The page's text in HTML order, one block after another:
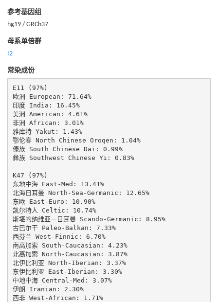
参考基因组
hg19 / GRCh37
母系单倍群
I2
常染成份
E11 (97%)
欧洲 European: 71.64%
印度 India: 16.45%
美洲 American: 4.61%
非洲 African: 3.01%
雅库特 Yakut: 1.43%
鄂伦春 North Chinese Oroqen: 1.04%
傣族 South Chinese Dai: 0.99%
彝族 Southwest Chinese Yi: 0.83%
K47 (97%)
东地中海 East-Med: 13.41%
北海日耳曼 North-Sea-Germanic: 12.65%
东欧 East-Euro: 10.90%
凯尔特人 Celtic: 10.74%
斯堪的纳维亚－日耳曼 Scando-Germanic: 8.95%
古巴尔干 Paleo-Balkan: 7.33%
西芬兰 West-Finnic: 6.70%
南高加索 South-Caucasian: 4.23%
北高加索 North-Caucasian: 3.87%
北伊比利亚 North-Iberian: 3.37%
东伊比利亚 East-Iberian: 3.30%
中地中海 Central-Med: 3.07%
伊朗 Iranian: 2.30%
西非 West-African: 1.71%